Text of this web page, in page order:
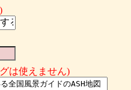
は使えません)